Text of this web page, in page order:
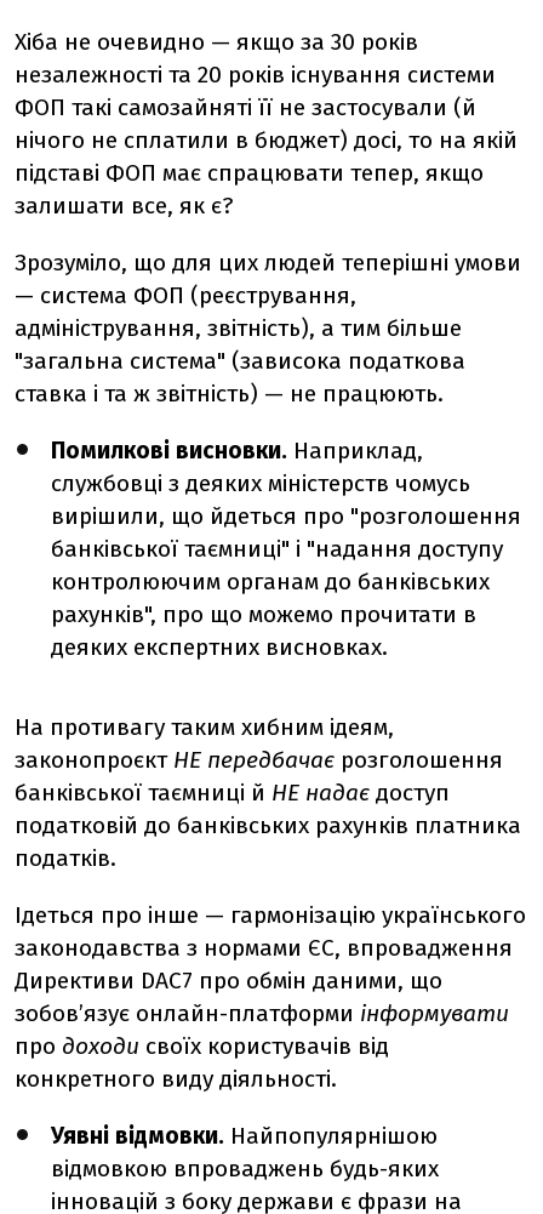
Хіба не очевидно — якщо за 30 років
незалежності та 20 років існування системи
ФОП такі самозайняті її не застосували (й
нічого не сплатили в бюджет) досі, то на якій
підставі ФОП має спрацювати тепер, якщо
залишати все, як є?
Зрозуміло, що для цих людей теперішні умови
— система ФОП (реєстрування,
адміністрування, звітність), а тим більше
"загальна система" (зависока податкова
ставка і та ж звітність) — не працюють.
Помилкові висновки. Наприклад,
службовці з деяких міністерств чомусь
вирішили, що йдеться про "розголошення
банківської таємниці" і "надання доступу
контролюючим органам до банківських
рахунків", про що можемо прочитати в
деяких експертних висновках.
На противагу таким хибним ідеям,
законопроєкт НЕ передбачає розголошення
банківської таємниці й НЕ надає доступ
податковій до банківських рахунків платника
податків.
Ідеться про інше — гармонізацію українського
законодавства з нормами ЄС, впровадження
Директиви DAC7 про обмін даними, що
зобов’язує онлайн-платформи інформувати
про доходи своїх користувачів від
конкретного виду діяльності.
Уявні відмовки. Найпопулярнішою
відмовкою впроваджень будь-яких
інновацій з боку держави є фрази на